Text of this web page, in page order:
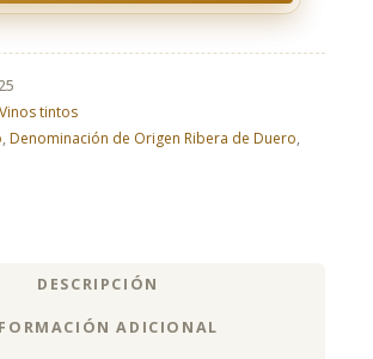
Vinos tintos
, Denominación de Origen Ribera de Duero,
DESCRIPCIÓN
ADICIONAL